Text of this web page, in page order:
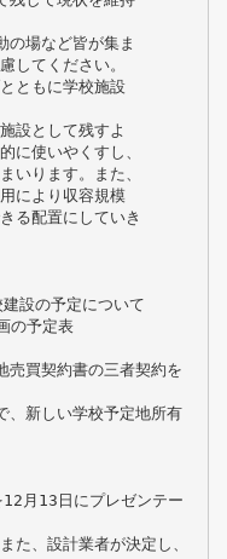
場など皆が集ま
してください。
ともに学校施設
設として残すよ
に使いやくすし、
いります。また、
により収容規模
る配置にしていき
設の予定について
の予定表
買契約書の三者契約を
新しい学校予定地所有
月13日にプレゼンテー
た、設計業者が決定し、